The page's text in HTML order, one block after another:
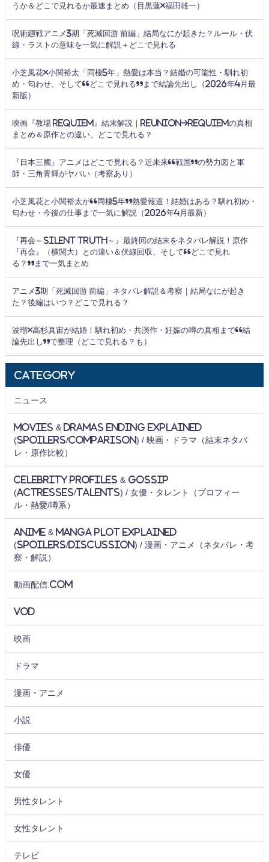
うか＆どこで見れるか最速まとめ（目黒蓮×福田雄一）
呪術廻戦アニメ3期「死滅回游 前編」結局なにが起きた？ルール・伏
線・ラストの意味を一気に解説＋どこで見れる
小芝風花×小関裕太「同棲5年」熱愛は本当？結婚の可能性・馴れ初
め・匂わせ、そして“どこで見れる”まで結論先出し（2026年4月最
新版）
映画『教場 Requiem』結末解説｜Reunion→Requiemの真相
まとめ＆原作との違い、どこで見れる？
『日本三國』アニメはどこで見れる？近未来“戦国”の勢力図と軍
師・三角青輝がヤバい（考察あり）
小芝風花と小関裕太が“同棲5年”熱愛報道！結婚はある？馴れ初め・
匂わせ・今後の仕事まで一気に解説（2026年4月最新）
『再会～Silent Truth～』最終回の結末をネタバレ解説！原作
『再会』（横関大）との違い＆伏線回収、そして“どこで見れ
る？”まで一気まとめ
アニメ3期「死滅回游 前編」ネタバレ解説＆考察｜結局なにが起き
た？後編はいつ？どこで見れる？
波瑠×高杉真宙が結婚！馴れ初め・共演作・妊娠の噂の真相まで“結
論先出し”で整理（どこで見れる？も）
Category
ニュース
Movies & Dramas Ending Explained
(Spoilers/Comparison) / 映画・ドラマ（結末ネタバ
レ・原作比較）
Celebrity Profiles & Gossip
(Actresses/Talents) / 女優・タレント（プロフィー
ル・熱愛/噂系）
Anime & Manga Plot Explained
(Spoilers/Discussion) / 漫画・アニメ（ネタバレ・考
察・解説）
動画配信.com
VOD
映画
ドラマ
漫画・アニメ
小説
俳優
女優
男性タレント
女性タレント
テレビ